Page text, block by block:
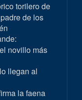
torilero de
de los
novillo más
llegan al
la faena